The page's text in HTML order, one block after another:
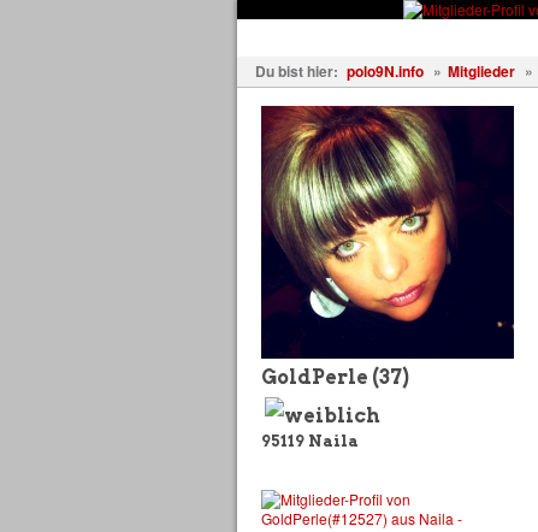
Du bist hier: polo9N.info » Mitglieder »
GoldPerle (37)
95119 Naila